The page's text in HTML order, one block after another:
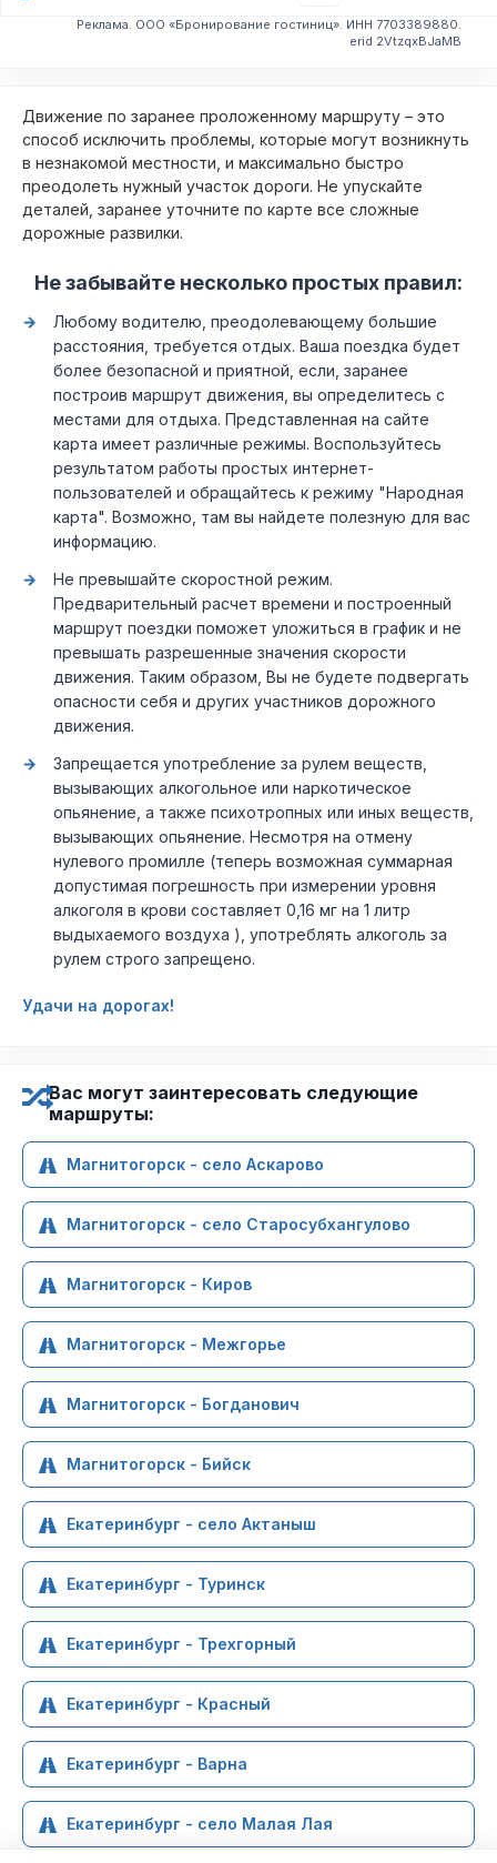
Реклама. ООО «Бронирование гостиниц». ИНН 7703389880.
erid 2VtzqxBJaMB
Движение по заранее проложенному маршруту – это
способ исключить проблемы, которые могут возникнуть
в незнакомой местности, и максимально быстро
преодолеть нужный участок дороги. Не упускайте
деталей, заранее уточните по карте все сложные
дорожные развилки.
Не забывайте несколько простых правил:
Любому водителю, преодолевающему большие
расстояния, требуется отдых. Ваша поездка будет
более безопасной и приятной, если, заранее
построив маршрут движения, вы определитесь с
местами для отдыха. Представленная на сайте
карта имеет различные режимы. Воспользуйтесь
результатом работы простых интернет-
пользователей и обращайтесь к режиму "Народная
карта". Возможно, там вы найдете полезную для вас
информацию.
Не превышайте скоростной режим.
Предварительный расчет времени и построенный
маршрут поездки поможет уложиться в график и не
превышать разрешенные значения скорости
движения. Таким образом, Вы не будете подвергать
опасности себя и других участников дорожного
движения.
Запрещается употребление за рулем веществ,
вызывающих алкогольное или наркотическое
опьянение, а также психотропных или иных веществ,
вызывающих опьянение. Несмотря на отмену
нулевого промилле (теперь возможная суммарная
допустимая погрешность при измерении уровня
алкоголя в крови составляет 0,16 мг на 1 литр
выдыхаемого воздуха ), употреблять алкоголь за
рулем строго запрещено.
Удачи на дорогах!
Вас могут заинтересовать следующие
маршруты:
Магнитогорск - село Аскарово
Магнитогорск - село Старосубхангулово
Магнитогорск - Киров
Магнитогорск - Межгорье
Магнитогорск - Богданович
Магнитогорск - Бийск
Екатеринбург - село Актаныш
Екатеринбург - Туринск
Екатеринбург - Трехгорный
Екатеринбург - Красный
Екатеринбург - Варна
Екатеринбург - село Малая Лая